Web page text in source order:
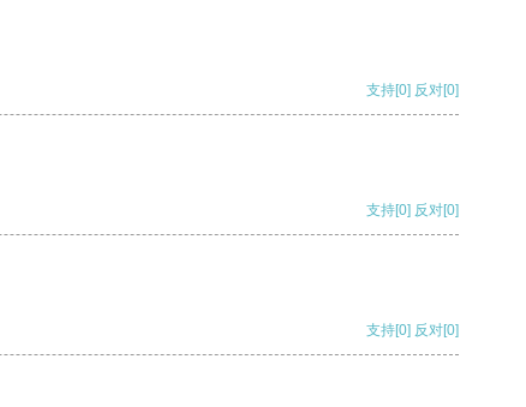
支持[0] 反对[0]
支持[0] 反对[0]
支持[0] 反对[0]